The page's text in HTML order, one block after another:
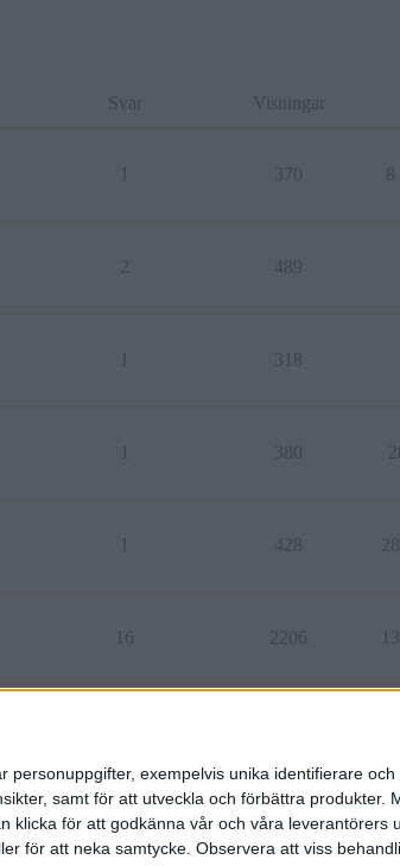
exempelvis unika identifierare
samt för att utveckla och förbättra produkter.
för att godkänna vår och våra leverantörers
för att neka samtycke. Observera att viss
Svar Visningar
370 8
489
318
380
428
16 2206